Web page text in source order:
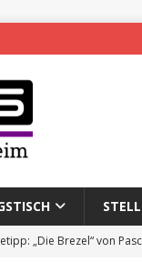
„Die Brezel“ von